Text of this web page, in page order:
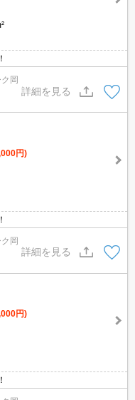
岡
詳細を見る
円)
岡
詳細を見る
円)